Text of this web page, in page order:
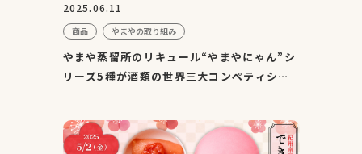
2025.06.11
商品 やまやの取り組み
やまや蒸留所のリキュール“やまやにゃん”シ
リーズ5種が酒類の世界三大コンペティショ